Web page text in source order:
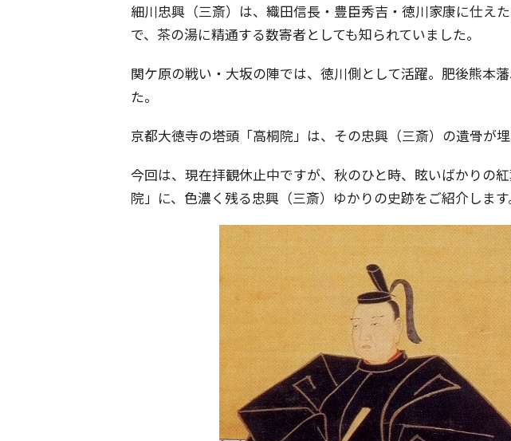
細川忠興（三斎）は、織田信長・豊臣秀吉・徳川家康に仕え
で、茶の湯に精通する数寄者としても知られていました。
関ケ原の戦い・大坂の陣では、徳川側として活躍。肥後熊本
た。
京都大徳寺の塔頭「高桐院」は、その忠興（三斎）の遺骨が埋
今回は、現在拝観休止中ですが、秋のひと時、眩いばかりの
院」に、色濃く残る忠興（三斎）ゆかりの史跡をご紹介します